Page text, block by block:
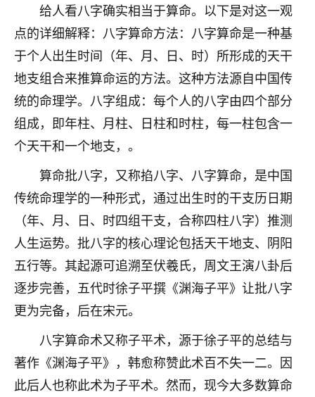
给人看八字确实相当于算命。以下是对这一观
点的详细解释：八字算命方法：八字算命是一种基
于个人出生时间（年、月、日、时）所形成的天干
地支组合来推算命运的方法。这种方法源自中国传
统的命理学。八字组成：每个人的八字由四个部分
组成，即年柱、月柱、日柱和时柱，每一柱包含一
个天干和一个地支，。
算命批八字，又称掐八字、八字算命，是中国
传统命理学的一种形式，通过出生时的干支历日期
（年、月、日、时四组干支，合称四柱八字）推测
人生运势。批八字的核心理论包括天干地支、阴阳
五行等。其起源可追溯至伏羲氏，周文王演八卦后
逐步完善，五代时徐子平撰《渊海子平》让批八字
更为完备，后在宋元。
八字算命术又称子平术，源于徐子平的总结与
著作《渊海子平》，韩愈称赞此术百不失一二。因
此后人也称此术为子平术。然而，现今大多数算命
2天前 来自山西 15
Jessica李
老师做不做超度法事？我想给我奶奶做超度，她今年
刚去世了。
七零老顽童 ：我母亲前年离世，刚开始我经常
做梦梦见她，后来也是朋友介绍，找到慧来老
师，安排了超度法事，做梦再也没有梦到过
超度，现在看来，人不信也不行。
11
优秀的张同学
老师收徒吗？？我对这些很感兴趣
2天前 来自山西 15